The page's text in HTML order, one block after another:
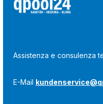
Assistenza e consulenza
E-Mail